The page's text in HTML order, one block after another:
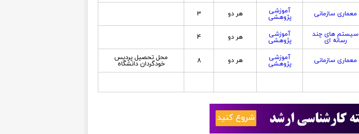
معماری سازمانی آموزشی
پژوهشی هر دو 3
سیستم های چند
رسانه ای
آموزشی
پژوهشی هر دو 4
معماری سازمانی آموزشی
پژوهشی هر دو 8 محل تحصيل پرديس
خودگردان دانشگاه